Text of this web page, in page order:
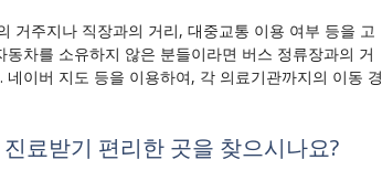
거주지나 직장과의 거리, 대중교통 이용 여부 등을 고
차를 소유하지 않은 분들이라면 버스 정류장과의 거
이버 지도 등을 이용하여, 각 의료기관까지의 이동 경
료받기 편리한 곳을 찾으시나요?